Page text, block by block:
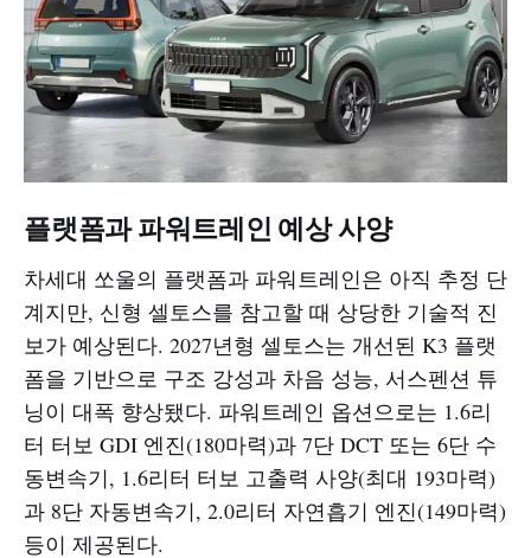
플랫폼과 파워트레인 예상 사양
차세대 쏘울의 플랫폼과 파워트레인은 아직 추정 단
계지만, 신형 셀토스를 참고할 때 상당한 기술적 진
보가 예상된다. 2027년형 셀토스는 개선된 K3 플랫
폼을 기반으로 구조 강성과 차음 성능, 서스펜션 튜
닝이 대폭 향상됐다. 파워트레인 옵션으로는 1.6리
터 터보 GDI 엔진(180마력)과 7단 DCT 또는 6단 수
동변속기, 1.6리터 터보 고출력 사양(최대 193마력)
과 8단 자동변속기, 2.0리터 자연흡기 엔진(149마력)
등이 제공된다.​